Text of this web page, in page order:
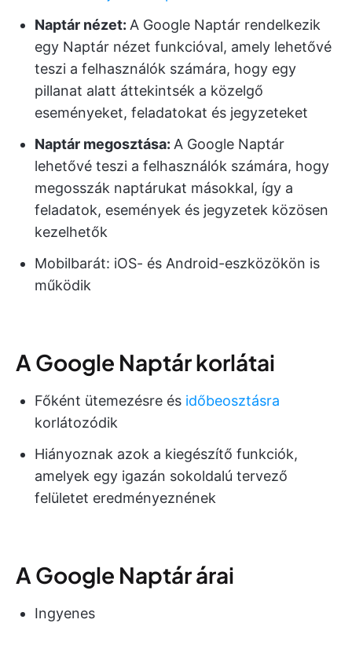
Naptár nézet: A Google Naptár rendelkezik
egy Naptár nézet funkcióval, amely lehetővé
teszi a felhasználók számára, hogy egy
pillanat alatt áttekintsék a közelgő
eseményeket, feladatokat és jegyzeteket
Naptár megosztása: A Google Naptár
lehetővé teszi a felhasználók számára, hogy
megosszák naptárukat másokkal, így a
feladatok, események és jegyzetek közösen
kezelhetők
Mobilbarát: iOS- és Android-eszközökön is
működik
A Google Naptár korlátai
Főként ütemezésre és időbeosztásra
korlátozódik
Hiányoznak azok a kiegészítő funkciók,
amelyek egy igazán sokoldalú tervező
felületet eredményeznének
A Google Naptár árai
Ingyenes